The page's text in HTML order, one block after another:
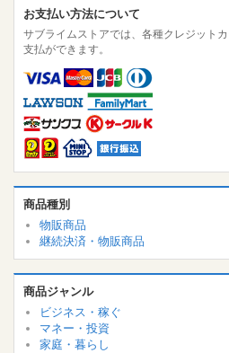
お支払い方法について
サブライムストアでは、各種クレジット
支払ができます。
商品種別
物販商品
継続決済・物販商品
商品ジャンル
ビジネス・稼ぐ
マネー・投資
家庭・暮らし